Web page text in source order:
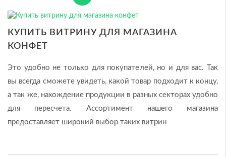
КУПИТЬ ВИТРИНУ ДЛЯ МАГАЗИНА
КОНФЕТ
Это удобно не только для покупателей, но и для вас. Так
вы всегда сможете увидеть, какой товар подходит к концу,
а так же, нахождение продукции в разных секторах удобно
для пересчета. Ассортимент нашего магазина
предоставляет широкий выбор таких витрин